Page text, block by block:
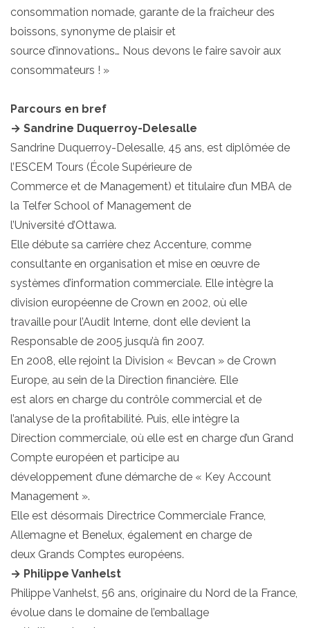
consommation nomade, garante de la fraîcheur des
boissons, synonyme de plaisir et
source d’innovations… Nous devons le faire savoir aux
consommateurs ! »
Parcours en bref
→ Sandrine Duquerroy-Delesalle
Sandrine Duquerroy-Delesalle, 45 ans, est diplômée de
l’ESCEM Tours (École Supérieure de
Commerce et de Management) et titulaire d’un MBA de
la Telfer School of Management de
l’Université d’Ottawa.
Elle débute sa carrière chez Accenture, comme
consultante en organisation et mise en œuvre de
systèmes d’information commerciale. Elle intègre la
division européenne de Crown en 2002, où elle
travaille pour l’Audit Interne, dont elle devient la
Responsable de 2005 jusqu’à fin 2007.
En 2008, elle rejoint la Division « Bevcan » de Crown
Europe, au sein de la Direction financière. Elle
est alors en charge du contrôle commercial et de
l’analyse de la profitabilité. Puis, elle intègre la
Direction commerciale, où elle est en charge d’un Grand
Compte européen et participe au
développement d’une démarche de « Key Account
Management ».
Elle est désormais Directrice Commerciale France,
Allemagne et Benelux, également en charge de
deux Grands Comptes européens.
→ Philippe Vanhelst
Philippe Vanhelst, 56 ans, originaire du Nord de la France,
évolue dans le domaine de l’emballage